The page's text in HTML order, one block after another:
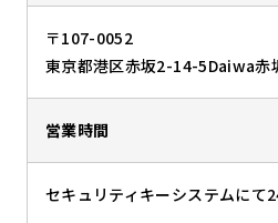
〒107-0052
東京都港区赤坂2-14-5Daiwa赤
営業時間
セキュリティキーシステムにて